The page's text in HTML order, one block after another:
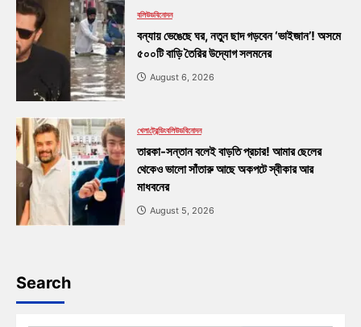
বলিউডবিনোদন
বন্যায় ভেঙেছে ঘর, নতুন ছাদ গড়বেন ‘ভাইজান’! অসমে
৫০০টি বাড়ি তৈরির উদ্যোগ সলমনের
August 6, 2026
খেলাট্রেন্ডিংবলিউডবিনোদন
তারকা-সন্তান বলেই বাড়তি প্রচার! আমার ছেলের
থেকেও ভালো সাঁতারু আছে অকপটে স্বীকার আর
মাধবনের
August 5, 2026
Search